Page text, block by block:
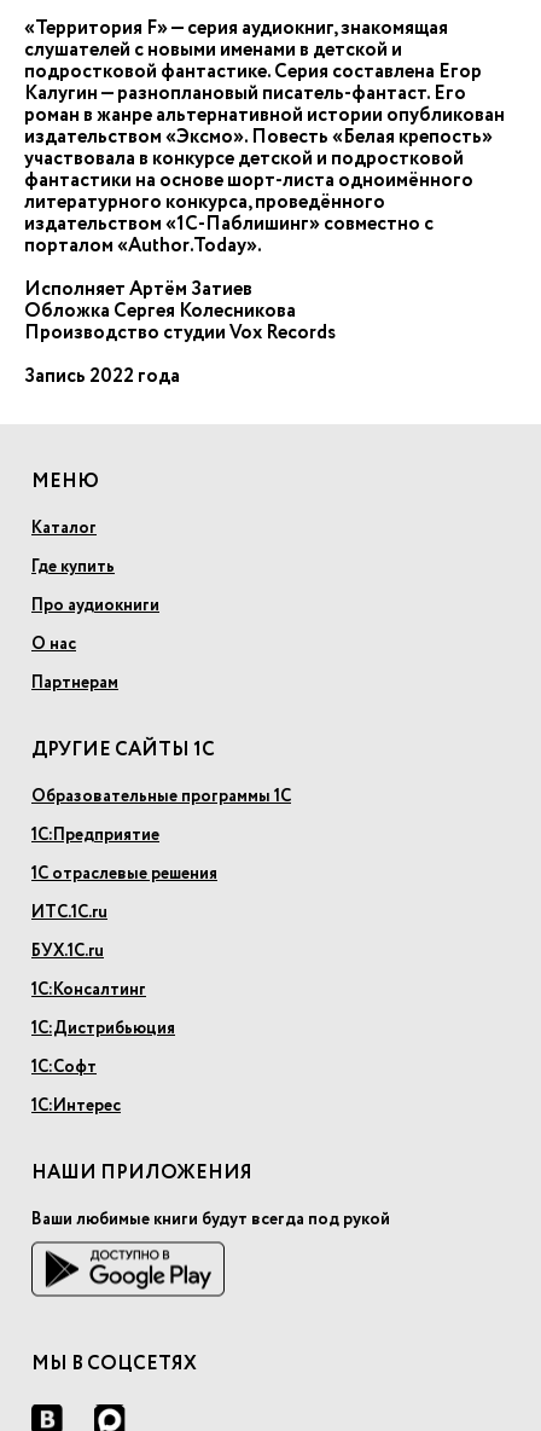
«Территория F» — серия аудиокниг, знакомящая
слушателей с новыми именами в детской и
подростковой фантастике. Серия составлена Егор
Калугин — разноплановый писатель-фантаст. Его
роман в жанре альтернативной истории опубликован
издательством «Эксмо». Повесть «Белая крепость»
участвовала в конкурсе детской и подростковой
фантастики на основе шорт-листа одноимённого
литературного конкурса, проведённого
издательством «1С-Паблишинг» совместно с
порталом «Author.Today».
Исполняет Артём Затиев
Обложка Сергея Колесникова
Производство студии Vox Records
Запись 2022 года
МЕНЮ
Каталог
Где купить
Про аудиокниги
О нас
Партнерам
ДРУГИЕ САЙТЫ 1С
Образовательные программы 1С
1С:Предприятие
1С отраслевые решения
ИТС.1С.ru
БУХ.1С.ru
1С:Консалтинг
1С:Дистрибьюция
1С:Софт
1С:Интерес
НАШИ ПРИЛОЖЕНИЯ
Ваши любимые книги будут всегда под рукой
МЫ В СОЦСЕТЯХ